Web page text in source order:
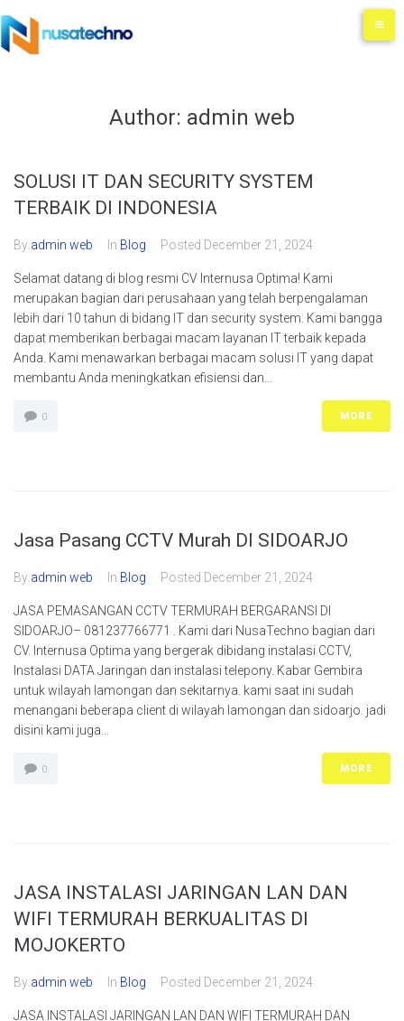
Author: admin web
SOLUSI IT DAN SECURITY SYSTEM
TERBAIK DI INDONESIA
By admin web In Blog Posted December 21, 2024
Selamat datang di blog resmi CV Internusa Optima! Kami
merupakan bagian dari perusahaan yang telah berpengalaman
lebih dari 10 tahun di bidang IT dan security system. Kami bangga
dapat memberikan berbagai macam layanan IT terbaik kepada
Anda. Kami menawarkan berbagai macam solusi IT yang dapat
membantu Anda meningkatkan efisiensi dan...
0 MORE
Jasa Pasang CCTV Murah DI SIDOARJO
By admin web In Blog Posted December 21, 2024
JASA PEMASANGAN CCTV TERMURAH BERGARANSI DI
SIDOARJO– 081237766771 . Kami dari NusaTechno bagian dari
CV. Internusa Optima yang bergerak dibidang instalasi CCTV,
Instalasi DATA Jaringan dan instalasi telepony. Kabar Gembira
untuk wilayah lamongan dan sekitarnya. kami saat ini sudah
menangani beberapa client di wilayah lamongan dan sidoarjo. jadi
disini kami juga...
0 MORE
JASA INSTALASI JARINGAN LAN DAN
WIFI TERMURAH BERKUALITAS DI
MOJOKERTO
By admin web In Blog Posted December 21, 2024
JASA INSTALASI JARINGAN LAN DAN WIFI TERMURAH DAN